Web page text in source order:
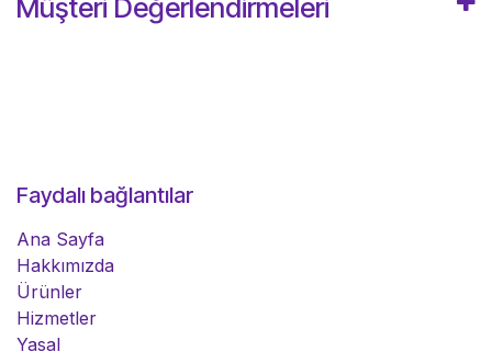
Müşteri Değerlendirmeleri
Faydalı bağlantılar
Ana Sayfa
Hakkımızda
Ürünler
Hizmetler
Yasal